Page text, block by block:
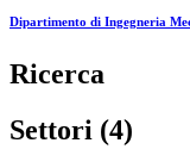
Dipartimento di Ingegneria
Ricerca
Settori (4)